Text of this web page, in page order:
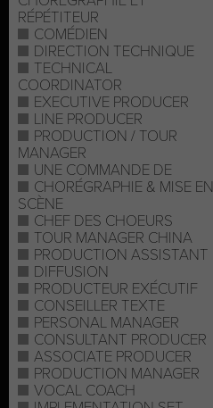
RÉPÉTITEUR
COMÉDIEN
DIRECTION TECHNIQUE
TECHNICAL
COORDINATOR
EXECUTIVE PRODUCER
LINE PRODUCER
PRODUCTION / TOUR
MANAGER
UNE COMMANDE DE
CHORÉGRAPHIE & MISE EN
SCÈNE
CHEF DES CHOEURS
TOUR MANAGER CHINA
PRODUCTION ASSISTANT
DIFFUSION
PRODUCTEUR EXÉCUTIF
CONSEILLER TEXTE
PERSONAL MANAGER
CONSULTANT PRODUCER
ASSOCIATE PRODUCER
PRODUCTION MANAGER
VOCAL COACH